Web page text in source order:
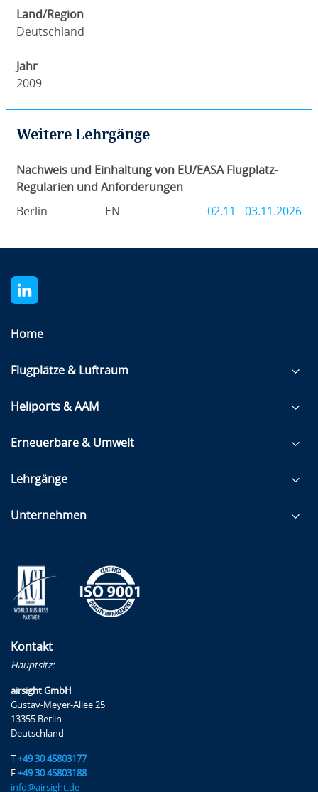
Land/Region
Deutschland
Jahr
2009
Weitere Lehrgänge
Nachweis und Einhaltung von EU/EASA Flugplatz-
Regularien und Anforderungen
Berlin
EN 02.11 - 03.11.2026
Home
Flugplätze & Luftraum
Heliports & AAM
Erneuerbare & Umwelt
Lehrgänge
Unternehmen
Kontakt
Hauptsitz:
airsight GmbH
Gustav-Meyer-Allee 25
13355 Berlin
Deutschland
T +49 30 45803177
F +49 30 45803188
info@airsight.de